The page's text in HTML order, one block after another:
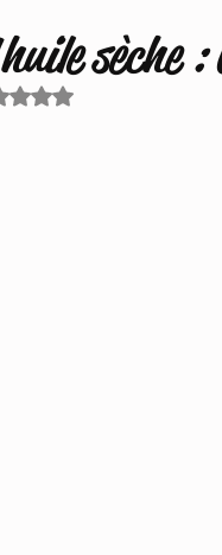
sèche :
Noté NaN étoiles sur 5.